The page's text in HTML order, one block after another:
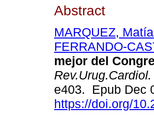
Abstract
MARQUEZ,
FERRANDO-
mejor del
Rev.Urug.Cardiol.
e403. Epub Dec
https://doi.org/